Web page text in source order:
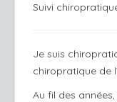
Suivi
Je suis
chiropratique de l’
Au fil des